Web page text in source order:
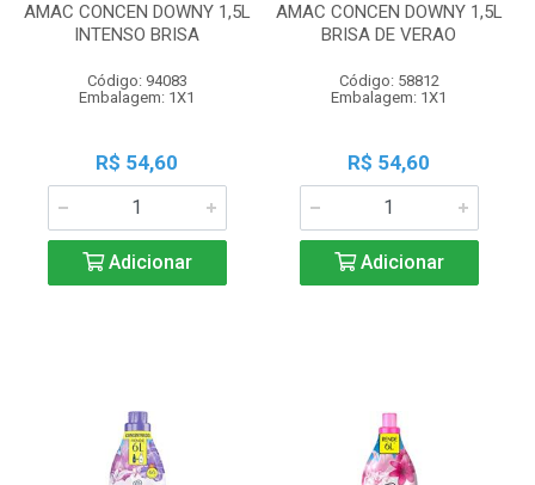
AMAC CONCEN DOWNY 1,5L
INTENSO BRISA
Código: 94083
Embalagem: 1X1
R$ 54,60
Adicionar
AMAC CONCEN DOWNY 1,5L
BRISA DE VERAO
Código: 58812
Embalagem: 1X1
R$ 54,60
Adicionar